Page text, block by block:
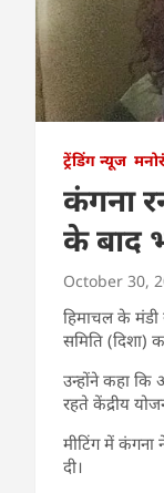
ट्रेंडिंग न्यूज
कंगना
के बाद
October 30,
हिमाचल के मंडी
समिति (दिशा)
उन्होंने कहा कि
रहते केंद्रीय
मीटिंग में कंगना
दी।